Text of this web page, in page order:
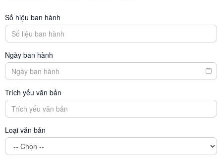
Số hiệu ban hành
Ngày ban hành
Trích yếu văn bản
Loại văn bản